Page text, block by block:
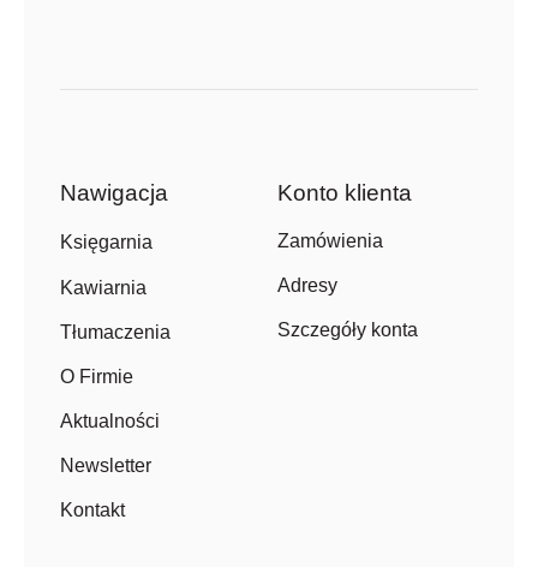
Nawigacja
Księgarnia
Kawiarnia
Tłumaczenia
O Firmie
Aktualności
Newsletter
Kontakt
Konto klienta
Zamówienia
Adresy
Szczegóły konta